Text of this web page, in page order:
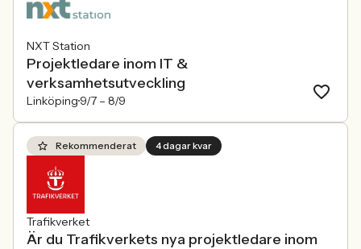
NXT Station
Projektledare inom IT &
verksamhetsutveckling
Linköping 9/7 – 8/9
Rekommenderat 4 dagar kvar
Trafikverket
Är du Trafikverkets nya projektledare inom